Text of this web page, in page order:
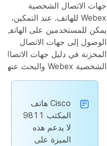
جهات الاتصال الشخصية
Webex للهاتف. عند التمكين،
يمكن للمستخدمين على الهاتف
الوصول إلى جهات الاتصال
المخزنة في دليل جهات الاتصال
الشخصية Webex والبحث عنها.
Cisco هاتف
المكتب 9811
لا يدعم هذه
الميزة على